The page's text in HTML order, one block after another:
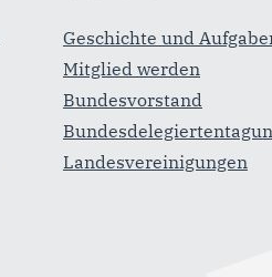
Geschichte und
Mitglied werden
Bundesvorstand
Landesvereinigungen